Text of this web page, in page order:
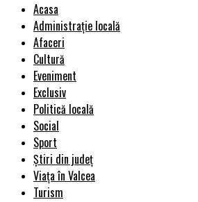
Acasa
Administrație locală
Afaceri
Cultură
Eveniment
Exclusiv
Politică locală
Social
Sport
Știri din județ
Viața în Valcea
Turism